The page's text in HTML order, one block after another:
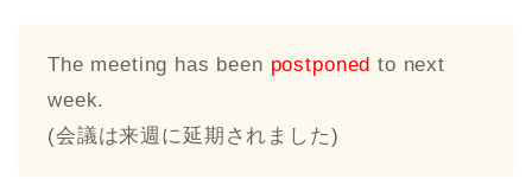
The meeting has been postponed to next
week.
(会議は来週に延期されました)